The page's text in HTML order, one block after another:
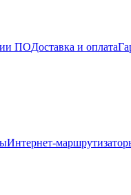
ПОДоставка и оплата
Интернет-